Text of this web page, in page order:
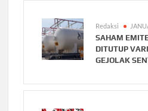
Redaksi
SAHAM
DITUTUP
GEJOLAK